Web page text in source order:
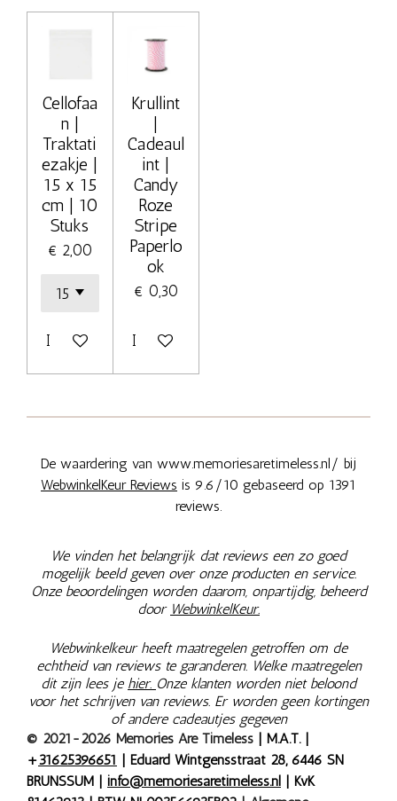
Cellofaa
n |
Traktati
ezakje |
15 x 15
cm | 10
Stuks
€ 2,00
In winkelwagen
Krullint
|
Cadeaul
int |
Candy
Roze
Stripe
Paperlo
ok
€ 0,30
In winkelwagen
De waardering van www.memoriesaretimeless.nl/ bij
WebwinkelKeur Reviews is 9.6/10 gebaseerd op 1391
reviews.
We vinden het belangrijk dat reviews een zo goed
mogelijk beeld geven over onze producten en service.
Onze beoordelingen worden daarom, onpartijdig, beheerd
door WebwinkelKeur.
Webwinkelkeur heeft maatregelen getroffen om de
echtheid van reviews te garanderen. Welke maatregelen
dit zijn lees je hier. Onze klanten worden niet beloond
voor het schrijven van reviews. Er worden geen kortingen
of andere cadeautjes gegeven
© 2021-2026 Memories Are Timeless | M.A.T. |
+31625396651 | Eduard Wintgensstraat 28, 6446 SN
BRUNSSUM | info@memoriesaretimeless.nl | KvK